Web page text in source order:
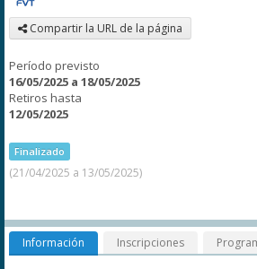
Compartir la URL de la página
Período previsto
16/05/2025 a 18/05/2025
Retiros hasta
12/05/2025
Finalizado
(21/04/2025 a 13/05/2025)
Información Inscripciones